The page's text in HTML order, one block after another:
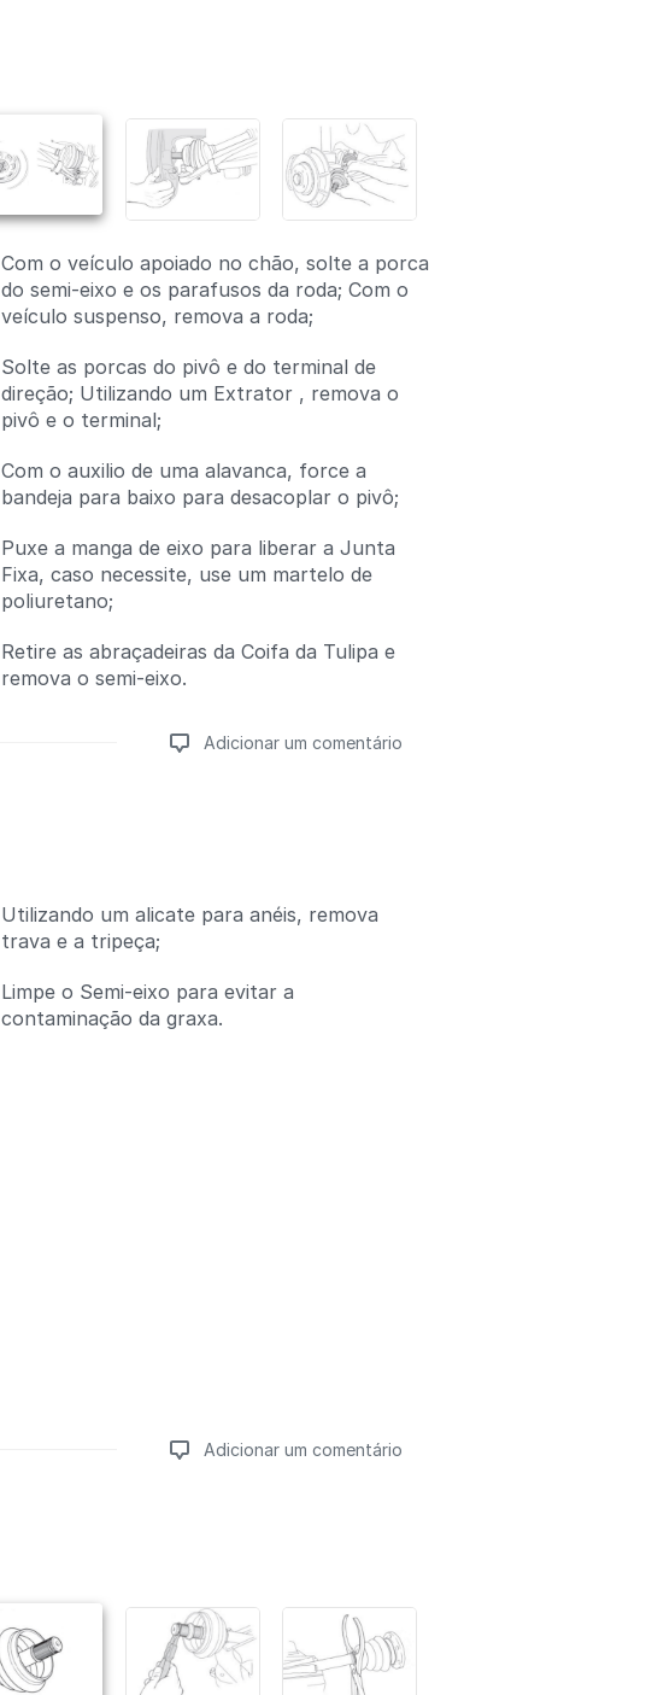
Com o veículo apoiado no chão, solte a porca
do semi-eixo e os parafusos da roda; Com o
veículo suspenso, remova a roda;
Solte as porcas do pivô e do terminal de
direção; Utilizando um Extrator , remova o
pivô e o terminal;
Com o auxilio de uma alavanca, force a
bandeja para baixo para desacoplar o pivô;
Puxe a manga de eixo para liberar a Junta
Fixa, caso necessite, use um martelo de
poliuretano;
Retire as abraçadeiras da Coifa da Tulipa e
remova o semi-eixo.
Adicionar um comentário
Utilizando um alicate para anéis, remova
trava e a tripeça;
Limpe o Semi-eixo para evitar a
contaminação da graxa.
Adicionar um comentário